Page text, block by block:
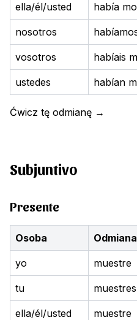
ella/él/usted había
nosotros
vosotros habíais
ustedes habían
Ćwicz tę odmianę →
Subjuntivo
Presente
Osoba Odmiana
yo muestre
tu muestres
ella/él/usted muestre